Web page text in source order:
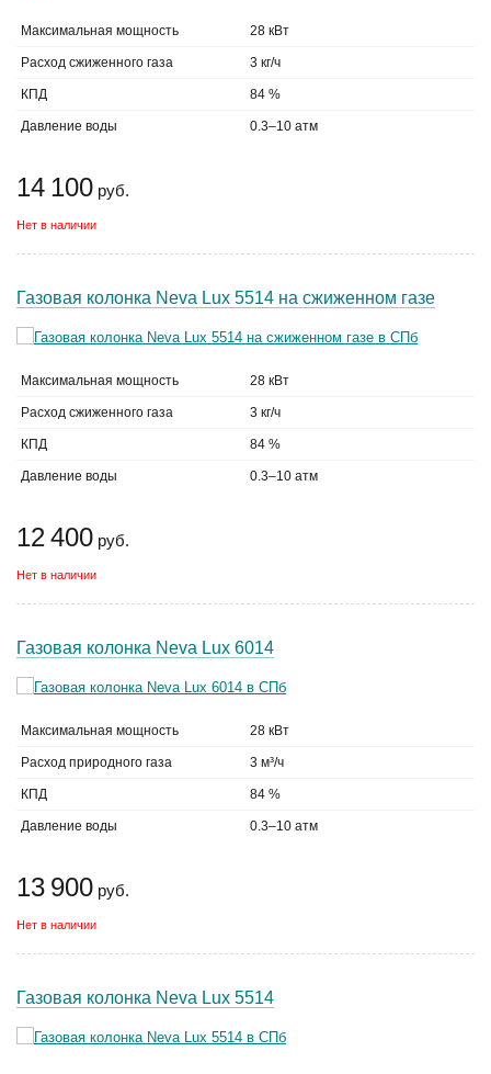
Максимальная мощность 28 кВт
Расход сжиженного газа 3 кг/ч
КПД 84 %
Давление воды 0.3–10 атм
14 100 руб.
Нет в наличии
Газовая колонка Neva Lux 5514 на сжиженном газе
Максимальная мощность 28 кВт
Расход сжиженного газа 3 кг/ч
КПД 84 %
Давление воды 0.3–10 атм
12 400 руб.
Нет в наличии
Газовая колонка Neva Lux 6014
Максимальная мощность 28 кВт
Расход природного газа 3 м³/ч
КПД 84 %
Давление воды 0.3–10 атм
13 900 руб.
Нет в наличии
Газовая колонка Neva Lux 5514